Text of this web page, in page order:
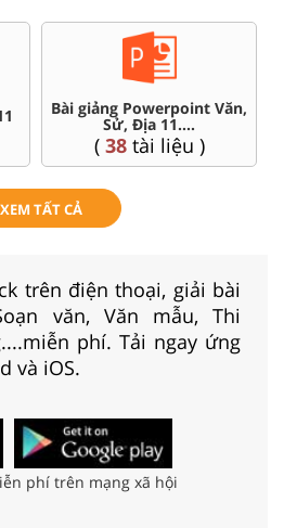
Chuyên đề dạy thêm Toán,
Lí, Hóa ...11
( 93tài liệu )
XEM TẤT CẢ
trên điện thoại, giải bài
văn, Văn mẫu, Thi
phí. Tải ngay ứng
và iOS.
phí trên mạng xã hội